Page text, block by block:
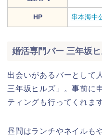
HP 串本海中
婚活専門バー 三年坂
出会いがあるバーとして
三年坂ヒルズ」。事前に
ティングも行ってくれます
昼間はランチやネイルも